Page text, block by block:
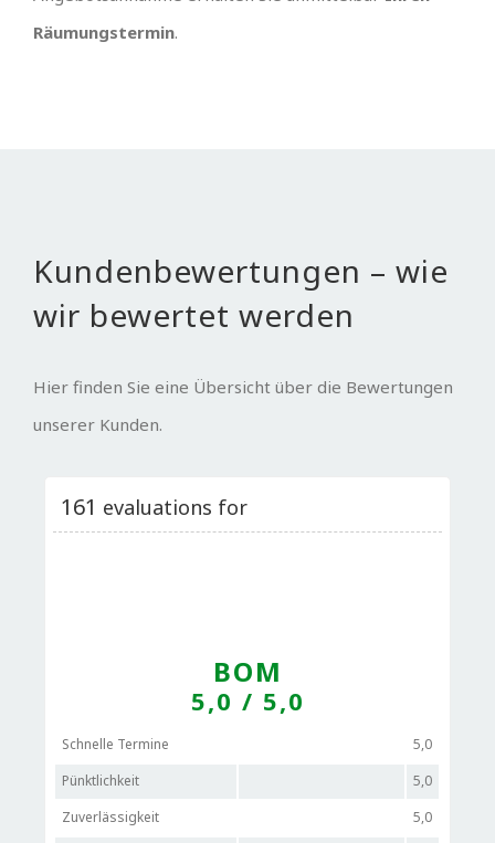
Räumungstermin.
Kundenbewertungen – wie
wir bewertet werden
Hier finden Sie eine Übersicht über die Bewertungen
unserer Kunden.
161 evaluations for
BOM
5,0 / 5,0
Schnelle Termine
5,0
Pünktlichkeit
5,0
Zuverlässigkeit
5,0